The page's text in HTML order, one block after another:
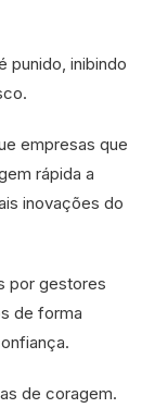
punido, inibindo
empresas que
rápida a
inovações do
por gestores
de forma
de coragem.